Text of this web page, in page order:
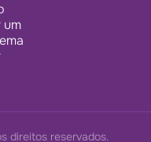
um
direitos reservados.